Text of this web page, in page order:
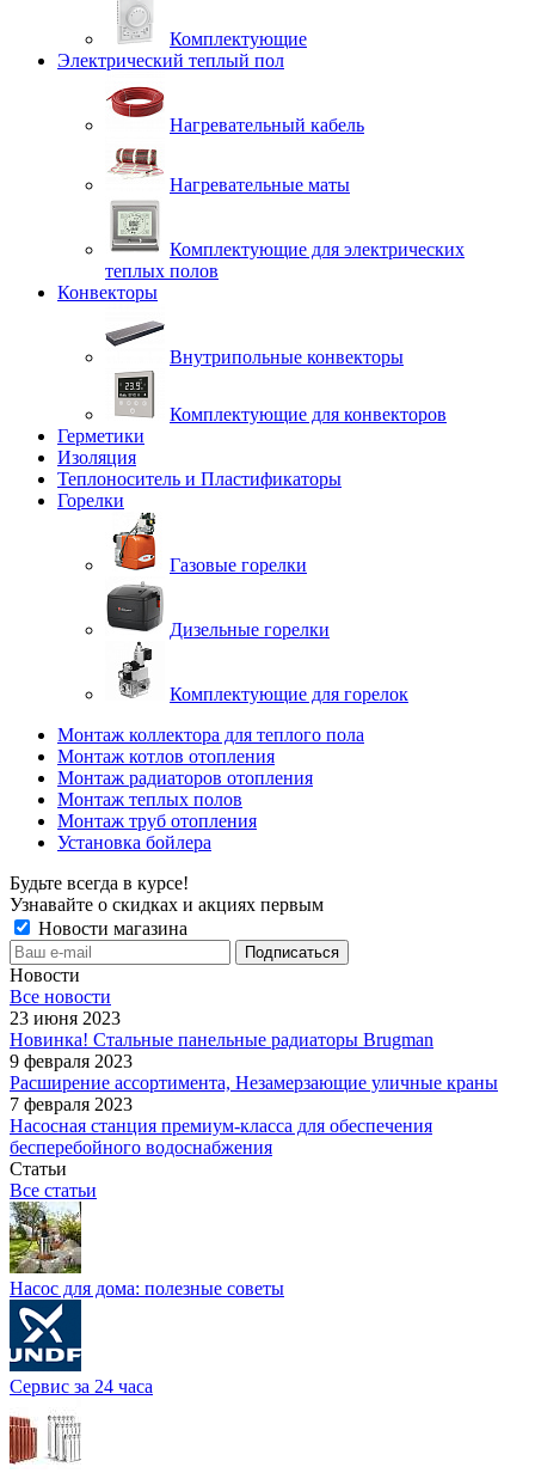
Комплектующие
Электрический теплый пол
Нагревательный кабель
Нагревательные маты
Комплектующие для электрических
теплых полов
Конвекторы
Внутрипольные конвекторы
Комплектующие для конвекторов
Герметики
Изоляция
Теплоноситель и Пластификаторы
Горелки
Газовые горелки
Дизельные горелки
Комплектующие для горелок
Монтаж коллектора для теплого пола
Монтаж котлов отопления
Монтаж радиаторов отопления
Монтаж теплых полов
Монтаж труб отопления
Установка бойлера
Будьте всегда в курсе!
Узнавайте о скидках и акциях первым
Новости магазина
Новости
Все новости
23 июня 2023
Новинка! Стальные панельные радиаторы Brugman
9 февраля 2023
Расширение ассортимента, Незамерзающие уличные краны
7 февраля 2023
Насосная станция премиум-класса для обеспечения
бесперебойного водоснабжения
Статьи
Все статьи
Насос для дома: полезные советы
Сервис за 24 часа